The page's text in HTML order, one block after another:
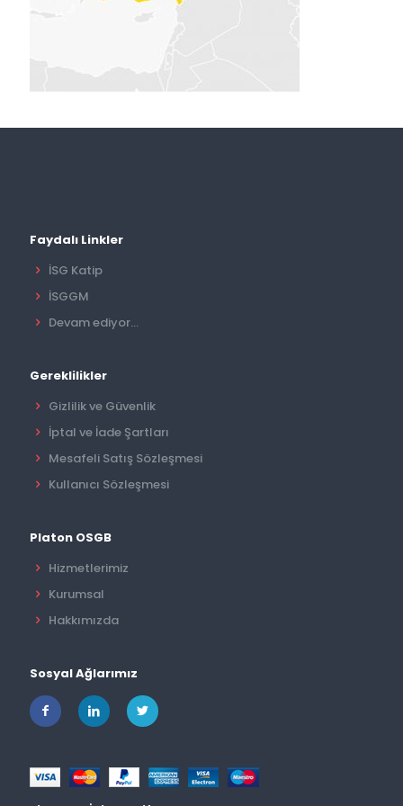
Faydalı Linkler
İSG Katip
İSGGM
Devam ediyor...
Gereklilikler
Gizlilik ve Güvenlik
İptal ve İade Şartları
Mesafeli Satış Sözleşmesi
Kullanıcı Sözleşmesi
Platon OSGB
Hizmetlerimiz
Kurumsal
Hakkımızda
Sosyal Ağlarımız